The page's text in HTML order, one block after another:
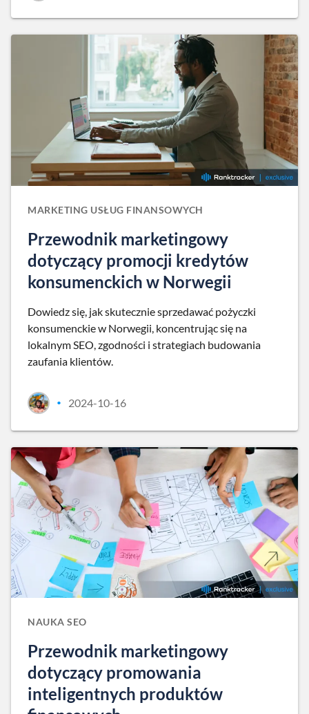
MARKETING USŁUG FINANSOWYCH
Przewodnik marketingowy
dotyczący promocji kredytów
konsumenckich w Norwegii
Dowiedz się, jak skutecznie sprzedawać pożyczki
konsumenckie w Norwegii, koncentrując się na
lokalnym SEO, zgodności i strategiach budowania
zaufania klientów.
• 2024-10-16
NAUKA SEO
Przewodnik marketingowy
dotyczący promowania
inteligentnych produktów